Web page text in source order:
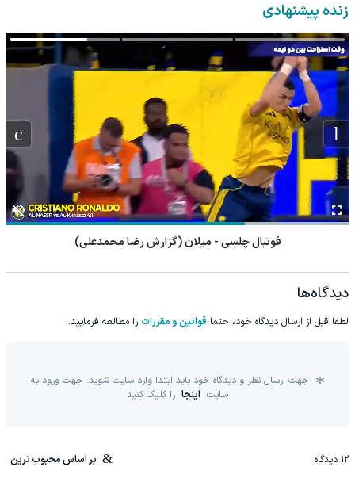
معتبر
زنده پیشنهادی
فوتبال چلسی - میلان (گزارش رضا محمدعلی)
دیدگاه‌ها
لطفا قبل از ارسال دیدگاه خود، حتما قوانین و مقررات را مطالعه فرمایید.
جهت ارسال نظر و دیدگاه خود باید ابتدا وارد سایت شوید. جهت ورود به
سایت اینجا را کلیک کنید
12 دیدگاه بر اساس محبوب ترین